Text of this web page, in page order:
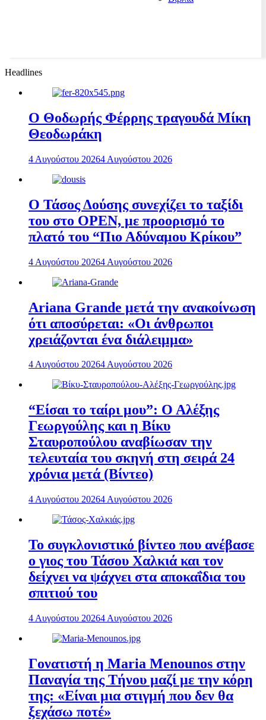
Headlines
Ο Θοδωρής Φέρρης τραγουδά Μίκη
Θεοδωράκη
4 Αυγούστου 20264 Αυγούστου 2026
Ο Τάσος Δούσης συνεχίζει το ταξίδι
του στο OPEN, με προορισμό το
πλατό του “Πιο Αδύναμου Κρίκου”
4 Αυγούστου 20264 Αυγούστου 2026
Ariana Grande μετά την ανακοίνωση
ότι αποσύρεται: «Οι άνθρωποι
χρειάζονται ένα διάλειμμα»
4 Αυγούστου 20264 Αυγούστου 2026
“Είσαι το ταίρι μου”: Ο Αλέξης
Γεωργούλης και η Βίκυ
Σταυροπούλου αναβίωσαν την
τελευταία του σκηνή στη σειρά 24
χρόνια μετά (Βίντεο)
4 Αυγούστου 20264 Αυγούστου 2026
To συγκλονιστικό βίντεο που ανέβασε
ο γιος του Τάσου Χαλκιά και τον
δείχνει να ψάχνει στα αποκαΐδια του
σπιτιού του
4 Αυγούστου 20264 Αυγούστου 2026
Γονατιστή η Maria Menounos στην
Παναγία της Τήνου μαζί με την κόρη
της: «Είναι μια στιγμή που δεν θα
ξεχάσω ποτέ»